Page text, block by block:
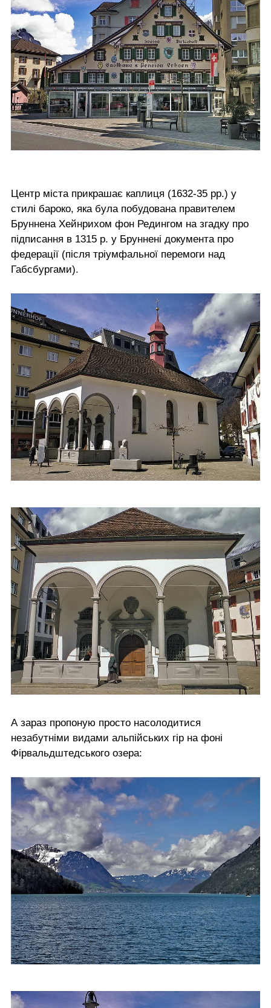
Центр міста прикрашає каплиця (1632-35 рр.) у
стилі бароко, яка була побудована правителем
Бруннена Хейнрихом фон Редингом на згадку про
підписання в 1315 р. у Бруннені документа про
федерації (після тріумфальної перемоги над
Габсбургами).
А зараз пропоную просто насолодитися
незабутніми видами альпійських гір на фоні
Фірвальдштедського озера: